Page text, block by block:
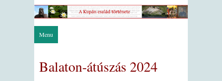
Menu
Balaton-átúszás 2024